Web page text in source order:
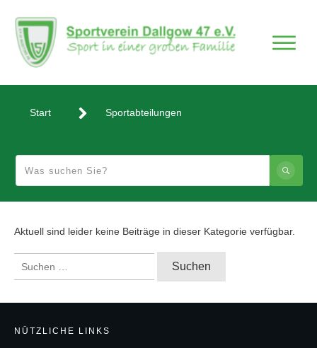
Start Sportabteilungen
Aktuell sind leider keine Beiträge in dieser Kategorie verfügbar.
Suchen
nach:
NÜTZLICHE LINKS